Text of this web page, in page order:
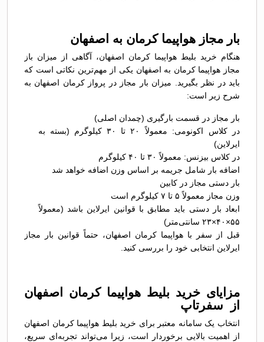
بار مجاز هواپیما کرمان به اصفهان
هنگام خرید بلیط هواپیما کرمان اصفهان، آگاهی از میزان باز
مجاز هواپیما کرمان به اصفهان یکی از مهم‌ترین نکاتی است که
باید در نظر بگیرید. میزان بار مجاز در پرواز کرمان اصفهان به
شرح زیر است:
بار مجاز در قسمت بارگیری (چمدان اصلی)
در کلاس اکونومی: معمولاً ۲۰ تا ۳۰ کیلوگرم (بسته به
ایرلاین)
در کلاس بیزنس: معمولاً ۳۰ تا ۴۰ کیلوگرم
اضافه بار شامل جریمه بر اساس وزن اضافه خواهد شد
بار دستی مجاز در کابین
وزن مجاز معمولاً ۵ تا ۷ کیلوگرم است
ابعاد بار دستی باید مطابق با قوانین ایرلاین باشد (معمولاً
۵۵×۴۰×۲۳ سانتی‌متر)
قبل از سفر با هواپیما کرمان اصفهان، حتماً قوانین بار مجاز
ایرلاین انتخابی خود را بررسی کنید.
مزایای خرید بلیط هواپیما کرمان اصفهان
از سفرتاپ
انتخاب یک سامانه معتبر برای خرید بلیط هواپیما کرمان اصفهان
از اهمیت بالایی برخوردار است، زیرا می‌تواند تجربه‌ای سریع،